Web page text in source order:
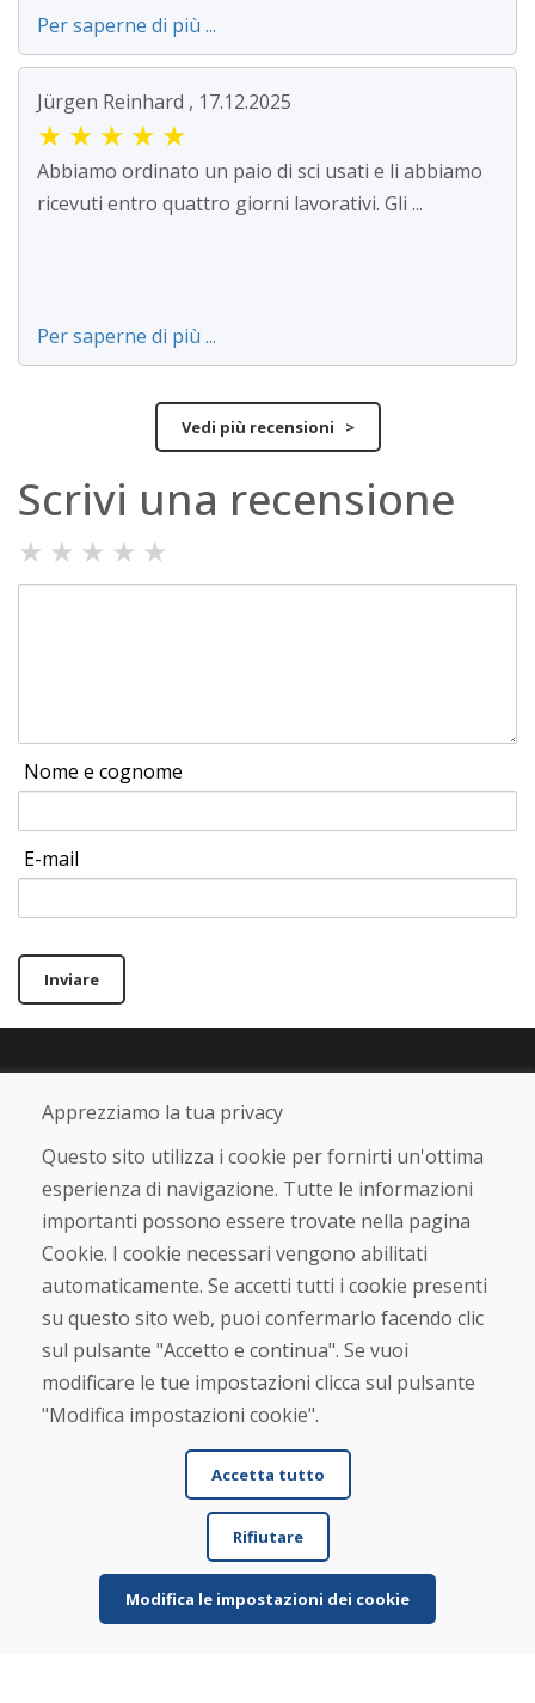
Per saperne di più ...
Jürgen Reinhard , 17.12.2025
★ ★ ★ ★ ★
Abbiamo ordinato un paio di sci usati e li abbiamo
ricevuti entro quattro giorni lavorativi. Gli ...
Per saperne di più ...
Vedi più recensioni >
Scrivi una recensione
★ ★ ★ ★ ★
Nome e cognome
E-mail
Inviare
Linea di assistenza
+421 919 282 306
Chi siamo
Chi siamo
Negozio
Contatto
Acquistare
Negozio online
Spedizione e pagamento
Rimostranza
Reso e cambio merce
Protezione dei dati personali
Verificato dai clienti
Apprezziamo la tua privacy
Questo sito utilizza i cookie per fornirti un'ottima
esperienza di navigazione. Tutte le informazioni
importanti possono essere trovate nella pagina
Cookie. I cookie necessari vengono abilitati
automaticamente. Se accetti tutti i cookie presenti
su questo sito web, puoi confermarlo facendo clic
sul pulsante "Accetto e continua". Se vuoi
modificare le tue impostazioni clicca sul pulsante
"Modifica impostazioni cookie".
Accetta tutto
Rifiutare
Modifica le impostazioni dei cookie